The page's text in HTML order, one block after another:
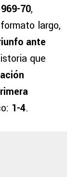
70,
largo,
ante
que
1-4.